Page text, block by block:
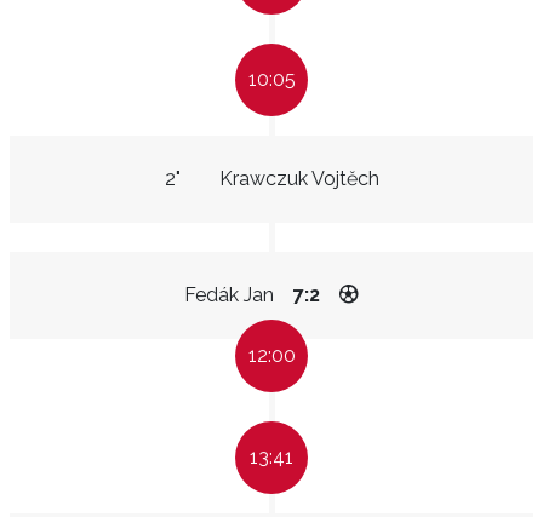
10:05
Krawczuk Vojtěch
2"
Fedák Jan 7:2
12:00
13:41